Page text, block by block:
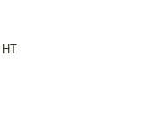
HT